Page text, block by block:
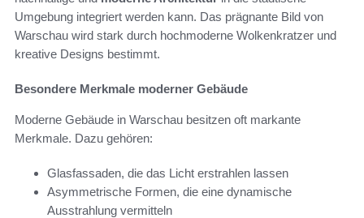
Umgebung integriert werden kann. Das prägnante Bild von
Warschau wird stark durch hochmoderne Wolkenkratzer und
kreative Designs bestimmt.
Besondere Merkmale moderner Gebäude
Moderne Gebäude in Warschau besitzen oft markante
Merkmale. Dazu gehören:
Glasfassaden, die das Licht erstrahlen lassen
Asymmetrische Formen, die eine dynamische
Ausstrahlung vermitteln